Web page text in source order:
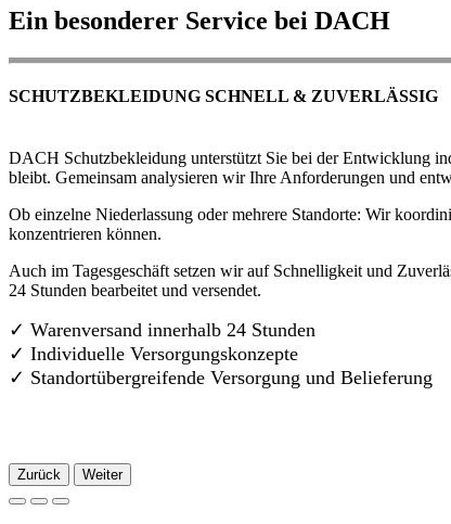
Ein besonderer Service bei DACH
SCHUTZBEKLEIDUNG SCHNELL & ZUVERLÄSSIG
DACH Schutzbekleidung unterstützt Sie bei der Entwicklung
bleibt. Gemeinsam analysieren wir Ihre Anforderungen und
Ob einzelne Niederlassung oder mehrere Standorte: Wir
konzentrieren können.
Auch im Tagesgeschäft setzen wir auf Schnelligkeit und
24 Stunden bearbeitet und versendet.
✓ Warenversand innerhalb 24 Stunden
✓ Individuelle Versorgungskonzepte
✓ Standortübergreifende Versorgung und Belieferung
Zurück Weiter